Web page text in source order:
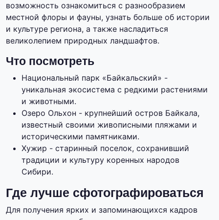
возможность ознакомиться с разнообразием
местной флоры и фауны, узнать больше об истории
и культуре региона, а также насладиться
великолепием природных ландшафтов.
Что посмотреть
Национальный парк «Байкальский» -
уникальная экосистема с редкими растениями
и животными.
Озеро Ольхон - крупнейший остров Байкала,
известный своими живописными пляжами и
историческими памятниками.
Хужир - старинный поселок, сохранивший
традиции и культуру коренных народов
Сибири.
Где лучше сфотографироваться
Для получения ярких и запоминающихся кадров